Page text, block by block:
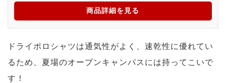
商品詳細を見る
ドライポロシャツは通気性がよく、速乾性に優れてい
るため、夏場のオープンキャンパスには持ってこいで
す！